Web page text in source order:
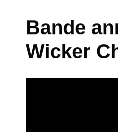
Bande
Wicker